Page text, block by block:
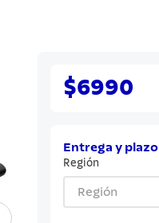
$6990
Entrega y plazo
Región
Región